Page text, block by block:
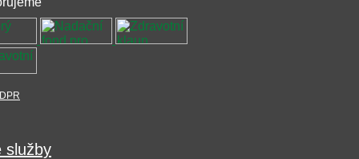
služby